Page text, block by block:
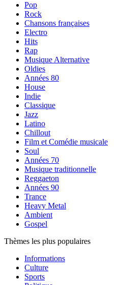
Pop
Rock
Chansons françaises
Electro
Hits
Rap
Musique Alternative
Oldies
Années 80
House
Indie
Classique
Jazz
Latino
Chillout
Film et Comédie musicale
Soul
Années 70
Musique traditionnelle
Reggaeton
Années 90
Trance
Heavy Metal
Ambient
Gospel
Thèmes les plus populaires
Informations
Culture
Sports